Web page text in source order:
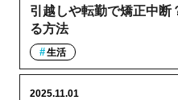
引越しや転勤で矯正中断
る方法
生活
2025.11.01